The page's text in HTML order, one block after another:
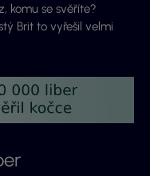
komu se svěříte?
Brit to vyřešil velmi